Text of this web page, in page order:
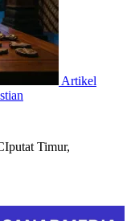
Artikel
Timur,